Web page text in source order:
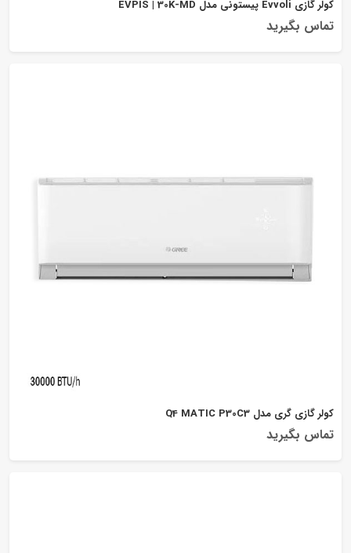
کولر گازی Evvoli پیستونی مدل EVPIS | 30K-MD
تماس بگیرید
کولر گازی گری مدل Q4 MATIC P30C3
تماس بگیرید